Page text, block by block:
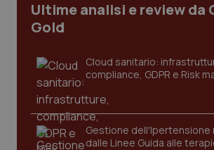
Ultime analisi e review da
Gold
Cloud sanitario:
compliance, GDPR e Risk
Gestione
dalle Linee Guida alle
VISITOR_PRIVACY_METADATA